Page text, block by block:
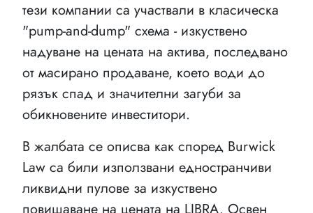
тези компании са участвали в класическа
"pump-and-dump" схема - изкуствено
надуване на цената на актива, последвано
от масирано продаване, което води до
рязък спад и значителни загуби за
обикновените инвеститори.
В жалбата се описва как според Burwick
Law са били използвани едностранчиви
ликвидни пулове за изкуствено